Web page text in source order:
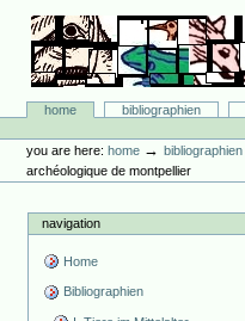
content.
navigation
Bibliographie-Portal
Sectionshome bibliographien
tools
you are here: home →bibliographien
archéologique de montpellier
navigation
Home
Bibliographien